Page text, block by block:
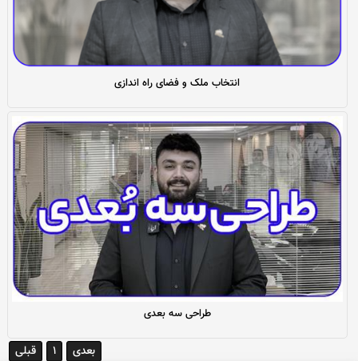
انتخاب ملک و فضای راه اندازی
طراحی سه بعدی
قبلی 1 بعدی